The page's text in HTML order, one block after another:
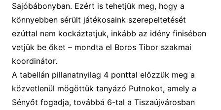
Sajóbábonyban. Ezért is tehetjük meg, hogy a
könnyebben sérült játékosaink szerepeltetését
ezúttal nem kockáztatjuk, inkább az idény finisében
vetjük be őket – mondta el Boros Tibor szakmai
koordinátor.
A tabellánpillanatnyilag 4 ponttal előzzük meg a
közvetlenül mögöttük tanyázó Putnokot, amely a
Sényőt fogadja, továbbá 6-tal a Tiszaújvárosban